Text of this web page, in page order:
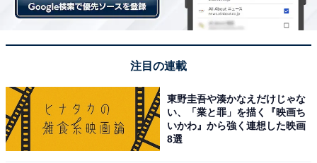
注目の連載
東野圭吾や湊かなえだけじゃな
い、「業と罪」を描く『映画ち
いかわ』から強く連想した映画
8選